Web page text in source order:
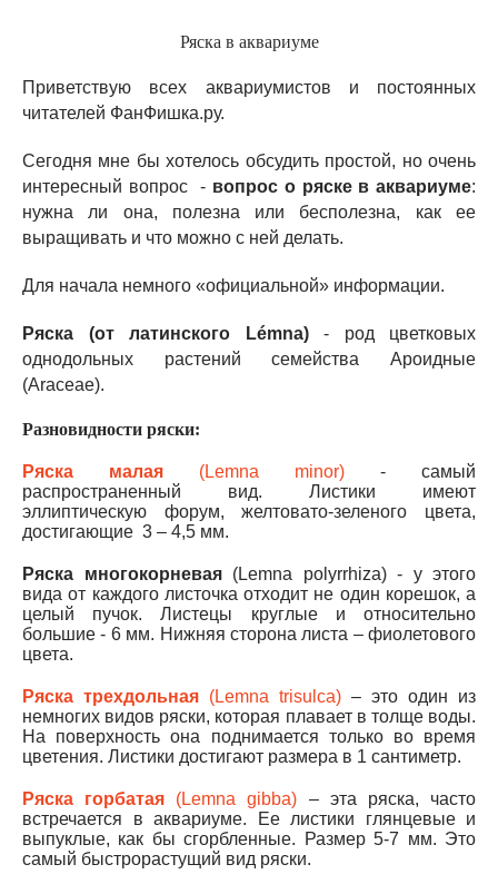
Ряска в аквариуме
Приветствую всех аквариумистов и постоянных
читателей ФанФишка.ру.
Сегодня мне бы хотелось обсудить простой, но очень
интересный вопрос - вопрос о ряске в аквариуме:
нужна ли она, полезна или бесполезна, как ее
выращивать и что можно с ней делать.
Для начала немного «официальной» информации.
Ряска (от латинского Lémna)- род цветковых
однодольных растений семейства Ароидные
(Araceae).
Разновидности ряски:
Ряска малая (Lemna minor) - самый
распространенный вид. Листики имеют
эллиптическую форум, желтовато-зеленого цвета,
достигающие 3 – 4,5 мм.
Ряска многокорневая(Lemna polyrrhiza) - у этого
вида от каждого листочка отходит не один корешок, а
целый пучок. Листецы круглые и относительно
большие - 6 мм. Нижняя сторона листа – фиолетового
цвета.
Ряска трехдольная (Lemna trisulca) – это один из
немногих видов ряски, которая плавает в толще воды.
На поверхность она поднимается только во время
цветения. Листики достигают размера в 1 сантиметр.
Ряска горбатая (Lemna gibba) – эта ряска, часто
встречается в аквариуме. Ее листики глянцевые и
выпуклые, как бы сгорбленные. Размер 5-7 мм. Это
самый быстрорастущий вид ряски.